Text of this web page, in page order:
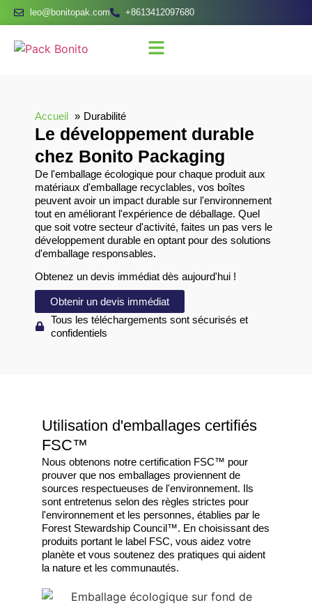
leo@bonitopak.com +8613412097680
Accueil Durabilité
Le développement durable
chez Bonito Packaging
De l'emballage écologique pour chaque produit aux
matériaux d'emballage recyclables, vos boîtes
peuvent avoir un impact durable sur l'environnement
tout en améliorant l'expérience de déballage. Quel
que soit votre secteur d'activité, faites un pas vers le
développement durable en optant pour des solutions
d'emballage responsables.
Obtenez un devis immédiat dès aujourd'hui !
Obtenir un devis immédiat
Tous les téléchargements sont sécurisés et
confidentiels
Utilisation d'emballages certifiés
FSC™
Nous obtenons notre certification FSC™ pour
prouver que nos emballages proviennent de
sources respectueuses de l'environnement. Ils
sont entretenus selon des règles strictes pour
l'environnement et les personnes, établies par le
Forest Stewardship Council™. En choisissant des
produits portant le label FSC, vous aidez votre
planète et vous soutenez des pratiques qui aident
la nature et les communautés.